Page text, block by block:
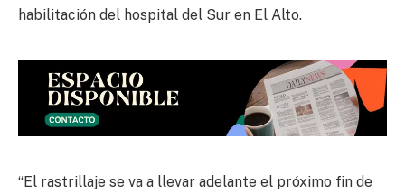
habilitación del hospital del Sur en El Alto.
“El rastrillaje se va a llevar adelante el próximo fin de